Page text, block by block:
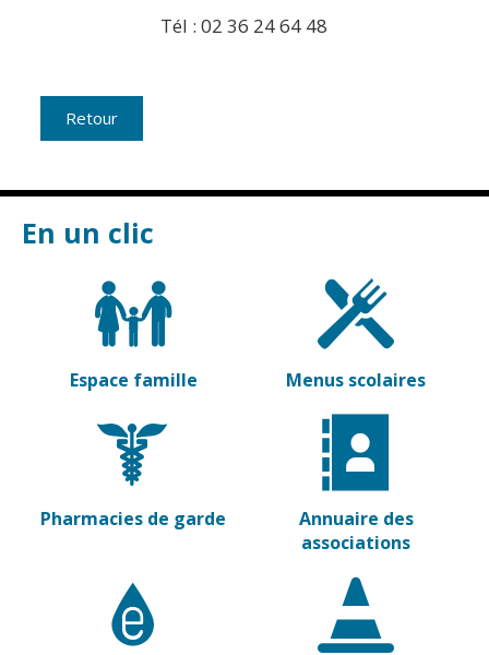
Établissements
de soins
Pharmacies de
plastiques
Vierzon
Sports
Piscine Charles
Moreira
Équipements
sportifs
Associations
Annuaire des
associations
associations
Tél : 02 36 24 64 48
Retour
En un clic
Espace famille Menus scolaires
Pharmacies de garde
Annuaire des
associations